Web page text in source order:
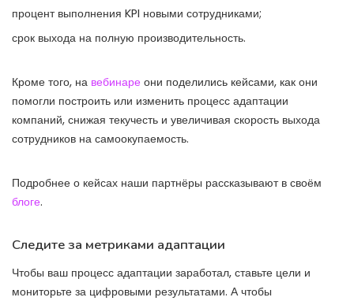
процент выполнения KPI новыми сотрудниками;
срок выхода на полную производительность.
Кроме того, на вебинаре они поделились кейсами, как они
помогли построить или изменить процесс адаптации
компаний, снижая текучесть и увеличивая скорость выхода
сотрудников на самоокупаемость.
Подробнее о кейсах наши партнёры рассказывают в своём
блоге.
Следите за метриками адаптации
Чтобы ваш процесс адаптации заработал, ставьте цели и
мониторьте за цифровыми результатами. А чтобы